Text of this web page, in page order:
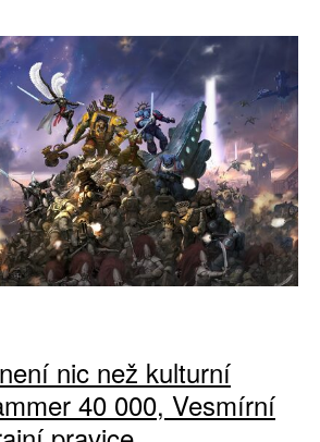
nic než kulturní
40 000, Vesmírní